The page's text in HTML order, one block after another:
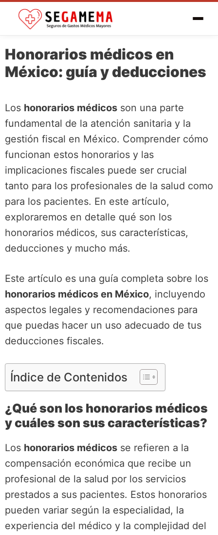
Honorarios médicos en
México: guía y deducciones
Los honorarios médicos son una parte
fundamental de la atención sanitaria y la
gestión fiscal en México. Comprender cómo
funcionan estos honorarios y las
implicaciones fiscales puede ser crucial
tanto para los profesionales de la salud como
para los pacientes. En este artículo,
exploraremos en detalle qué son los
honorarios médicos, sus características,
deducciones y mucho más.
Este artículo es una guía completa sobre los
honorarios médicos en México, incluyendo
aspectos legales y recomendaciones para
que puedas hacer un uso adecuado de tus
deducciones fiscales.
Índice de Contenidos
¿Qué son los honorarios médicos
y cuáles son sus características?
Los honorarios médicos se refieren a la
compensación económica que recibe un
profesional de la salud por los servicios
prestados a sus pacientes. Estos honorarios
pueden variar según la especialidad, la
experiencia del médico y la complejidad del